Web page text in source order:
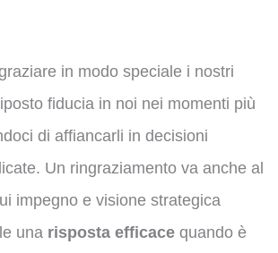
in modo speciale i nostri
fiducia in noi nei momenti più
di affiancarli in decisioni
Un ringraziamento va anche al
impegno e visione strategica
una risposta efficace quando è